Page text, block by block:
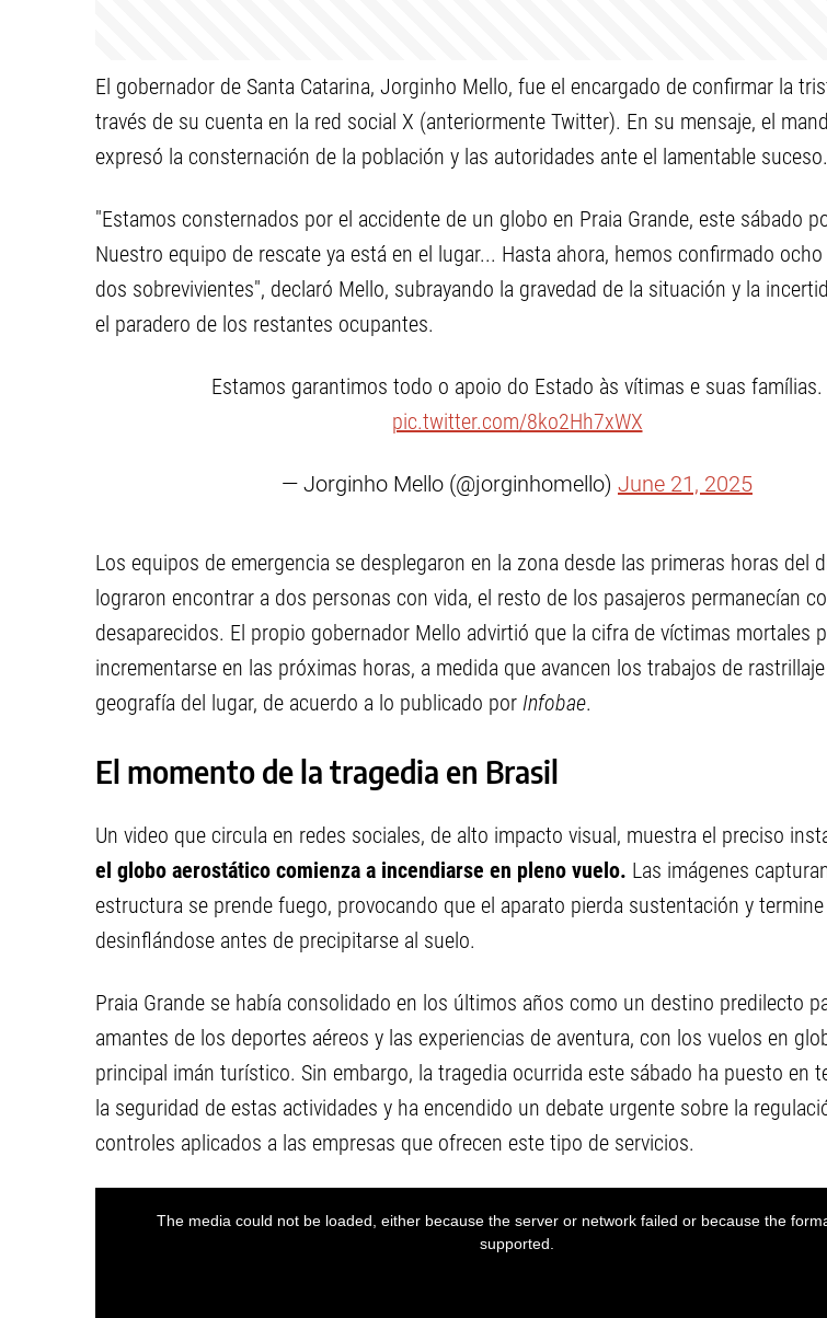
El gobernador de Santa Catarina, Jorginho Mello, fue el encargado de confirmar la
través de su cuenta en la red social X (anteriormente Twitter). En su mensaje, el
expresó la consternación de la población y las autoridades ante el lamentable suceso.
"Estamos consternados por el accidente de un globo en Praia Grande, este sábado
Nuestro equipo de rescate ya está en el lugar... Hasta ahora, hemos confirmado
dos sobrevivientes", declaró Mello, subrayando la gravedad de la situación y la
el paradero de los restantes ocupantes.
Estamos garantimos todo o apoio do Estado às vítimas e suas famílias.
pic.twitter.com/8ko2Hh7xWX
— Jorginho Mello (@jorginhomello) June 21, 2025
Los equipos de emergencia se desplegaron en la zona desde las primeras horas del
lograron encontrar a dos personas con vida, el resto de los pasajeros permanecían
desaparecidos. El propio gobernador Mello advirtió que la cifra de víctimas mortales
incrementarse en las próximas horas, a medida que avancen los trabajos de
geografía del lugar, de acuerdo a lo publicado por Infobae.
El momento de la tragedia en Brasil
Un video que circula en redes sociales, de alto impacto visual, muestra el preciso
el globo aerostático comienza a incendiarse en pleno vuelo. Las imágenes
estructura se prende fuego, provocando que el aparato pierda sustentación y termine
desinflándose antes de precipitarse al suelo.
Praia Grande se había consolidado en los últimos años como un destino predilecto
amantes de los deportes aéreos y las experiencias de aventura, con los vuelos en
principal imán turístico. Sin embargo, la tragedia ocurrida este sábado ha puesto en
la seguridad de estas actividades y ha encendido un debate urgente sobre la
controles aplicados a las empresas que ofrecen este tipo de servicios.